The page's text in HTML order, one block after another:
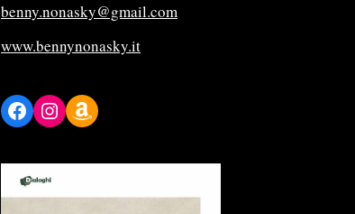
benny.nonasky@gmail.com
www.bennynonasky.it